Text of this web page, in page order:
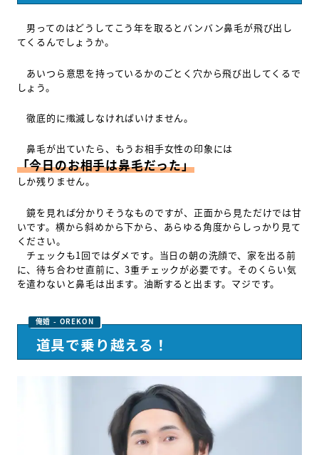
男ってのはどうしてこう年を取るとバンバン鼻毛が飛び出し
てくるんでしょうか。
あいつら意思を持っているかのごとく穴から飛び出してくるで
しょう。
徹底的に殲滅しなければいけません。
鼻毛が出ていたら、もうお相手女性の印象には
「今日のお相手は鼻毛だった」
しか残りません。
鏡を見れば分かりそうなものですが、正面から見ただけでは甘
いです。横から斜めから下から、あらゆる角度からしっかり見て
ください。
チェックも1回ではダメです。当日の朝の洗顔で、家を出る前
に、待ち合わせ直前に、3重チェックが必要です。そのくらい気
を遣わないと鼻毛は出ます。油断すると出ます。マジです。
道具で乗り越える！